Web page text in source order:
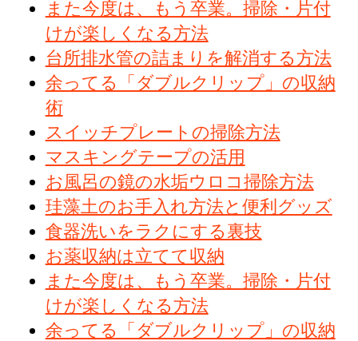
また今度は、もう卒業。掃除・片付
けが楽しくなる方法
台所排水管の詰まりを解消する方法
余ってる「ダブルクリップ」の収納
術
スイッチプレートの掃除方法
マスキングテープの活用
お風呂の鏡の水垢ウロコ掃除方法
珪藻土のお手入れ方法と便利グッズ
食器洗いをラクにする裏技
お薬収納は立てて収納
また今度は、もう卒業。掃除・片付
けが楽しくなる方法
余ってる「ダブルクリップ」の収納